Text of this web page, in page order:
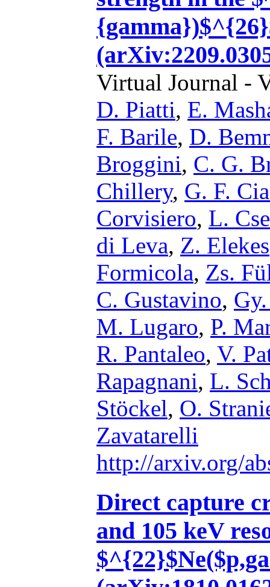
Virtual Journal -
D. Piatti, E.
F. Barile, D.
Broggini, C. G.
Chillery, G. F.
Corvisiero, L.
di Leva, Z. Elekes
Formicola, Zs.
C. Gustavino,
M. Lugaro, P.
R. Pantaleo, V.
Rapagnani, L.
Stöckel, O.
Zavatarelli
http://arxiv.org/
Direct capture
and 105 keV